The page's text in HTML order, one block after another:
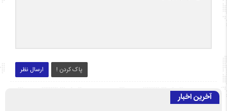
ارسال نظر پاک کردن !
آخرین اخبار